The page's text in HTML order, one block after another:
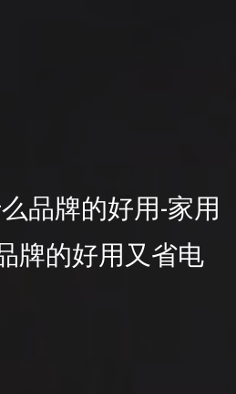
品牌的好用-家用
牌的好用又省电